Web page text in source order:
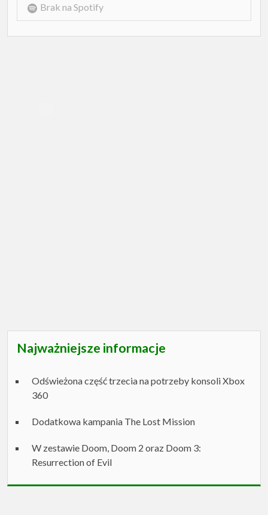
Brak na Spotify
Najważniejsze informacje
Odświeżona część trzecia na potrzeby konsoli Xbox
360
Dodatkowa kampania The Lost Mission
W zestawie Doom, Doom 2 oraz Doom 3:
Resurrection of Evil